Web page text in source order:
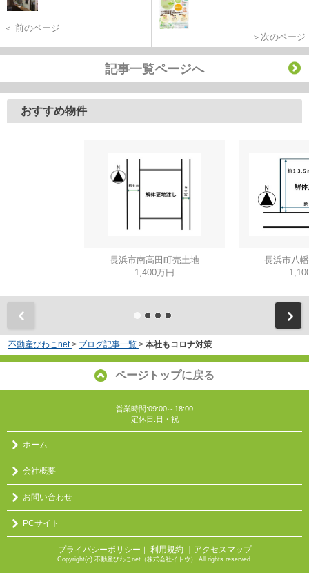
＜ 前のページ
＞次のページ
記事一覧ページへ
おすすめ物件
長浜市南高田町売土地
1,400万円
長浜市八
不動産びわこnet > ブログ記事一覧 > 本社もコロナ対策
ページトップに戻る
営業時間:09:00～18:00
定休日:日・祝
ホーム
会社概要
お問い合わせ
PCサイト
プライバシーポリシー 利用規約 ｜アクセスマップ
Copyright(c) 不動産びわこnet（株式会社イトウ） All rights reserved.